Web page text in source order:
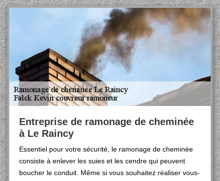
Entreprise de ramonage de cheminée
à Le Raincy
Essentiel pour votre sécurité, le ramonage de cheminée
consiste à enlever les suies et les cendre qui peuvent
boucher le conduit. Même si vous souhaitez réaliser vous-